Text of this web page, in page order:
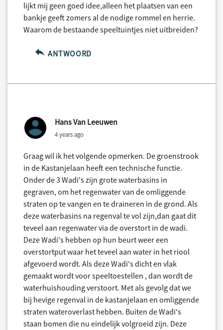
lijkt mij geen goed idee,alleen het plaatsen van een
bankje geeft zomers al de nodige rommel en herrie.
Waarom de bestaande speeltuintjes niet uitbreiden?
ANTWOORD
Hans Van Leeuwen
4 years ago
Graag wil ik het volgende opmerken. De groenstrook
in de Kastanjelaan heeft een technische functie.
Onder de 3 Wadi's zijn grote waterbasins in
gegraven, om het regenwater van de omliggende
straten op te vangen en te draineren in de grond. Als
deze waterbasins na regenval te vol zijn,dan gaat dit
teveel aan regenwater via de overstort in de wadi.
Deze Wadi's hebben op hun beurt weer een
overstortput waar het teveel aan water in het riool
afgevoerd wordt. Als deze Wadi's dicht en vlak
gemaakt wordt voor speeltoestellen , dan wordt de
waterhuishouding verstoort. Met als gevolg dat we
bij hevige regenval in de kastanjelaan en omliggende
straten wateroverlast hebben. Buiten de Wadi's
staan bomen die nu eindelijk volgroeid zijn. Deze